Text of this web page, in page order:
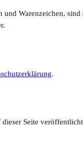
Warenzeichen,
.
Seite